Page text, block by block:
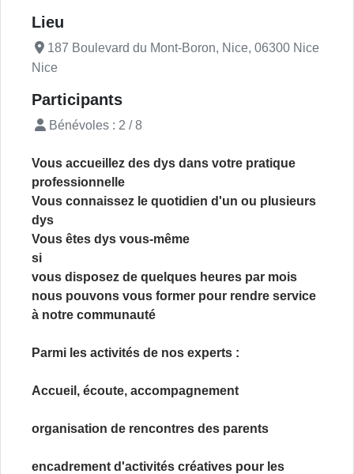
Vous accueillez des dys dans votre pratique
professionnelle
Vous connaissez le quotidien d'un ou plusieurs
dys
Vous êtes dys vous-même
si
vous disposez de quelques heures par mois
nous pouvons vous former pour rendre service
à notre communauté
Parmi les activités de nos experts :
Accueil, écoute, accompagnement
organisation de rencontres des parents
encadrement d'activités créatives pour les
Lieu
187 Boulevard du Mont-Boron, Nice, 06300 Nice
Nice
Participants
Bénévoles : 2 / 8